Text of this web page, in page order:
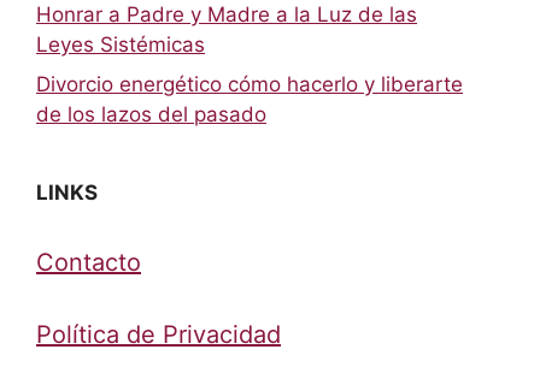
Honrar a Padre y Madre a la Luz de las
Leyes Sistémicas
Divorcio energético cómo hacerlo y liberarte
de los lazos del pasado
LINKS
Contacto
Política de Privacidad